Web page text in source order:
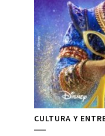
CULTURA Y